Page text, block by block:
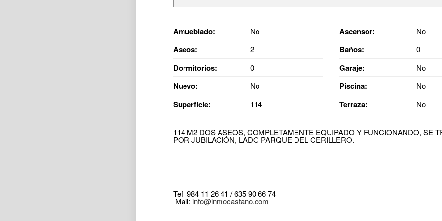
Amueblado: No Ascensor: No
Aseos: 2 Baños: 0
Dormitorios: 0 Garaje: No
Nuevo: No Piscina: No
Superficie: 114 Terraza: No
114 M2 DOS ASEOS, COMPLETAMENTE EQUIPADO Y FUNCIONANDO, SE
POR JUBILACIÓN, LADO PARQUE DEL CERILLERO.
Tef: 984 11 26 41 / 635 90 66 74
Mail: info@inmocastano.com